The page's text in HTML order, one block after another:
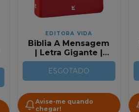
EDITORA VIDA
Biblia A Mensagem
| Letra Gigante |
Capa Luxo
Vermelha
ESGOTADO
Avise-me quando
chegar!